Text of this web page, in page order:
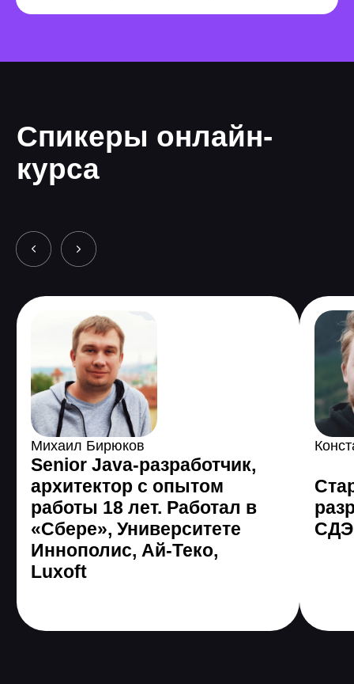
всему миру уже
поменяли жизнь с
помощью GeekBrains
Все еще сомневаетесь?
Получить консультацию
Программа онлайн-
курса